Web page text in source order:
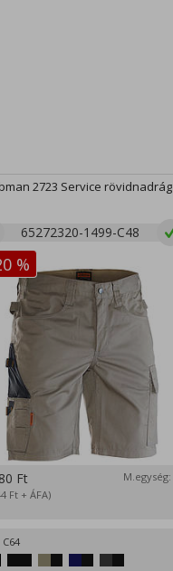
2723 Service rövidnadrág
65272320-1499-C48
%
Ft
Ft+ ÁFA)
M.egység:
C64